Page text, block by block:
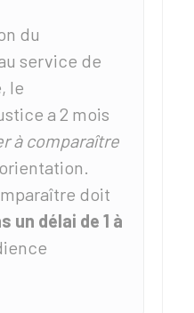
du
service de
le
a 2 mois
à comparaître
doit
un délai de 1 à